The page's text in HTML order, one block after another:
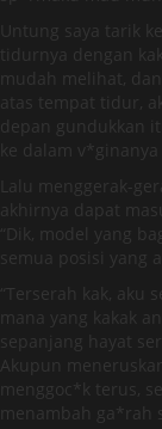
Untung saya tarik
tidurnya dengan
mudah melihat,
atas tempat tidur,
depan gundukkan
ke dalam v*ginanya
Lalu menggerak-
akhirnya dapat
“Dik, model yang
semua posisi yang
“Terserah kak, aku
mana yang kakak
sepanjang hayat
Akupun
menggoc*k terus,
menambah ga*rah